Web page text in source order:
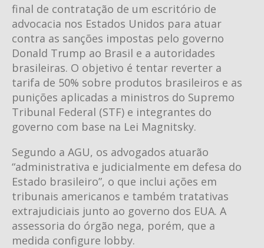
final de contratação de um escritório de
advocacia nos Estados Unidos para atuar
contra as sanções impostas pelo governo
Donald Trump ao Brasil e a autoridades
brasileiras. O objetivo é tentar reverter a
tarifa de 50% sobre produtos brasileiros e as
punições aplicadas a ministros do Supremo
Tribunal Federal (STF) e integrantes do
governo com base na Lei Magnitsky.
Segundo a AGU, os advogados atuarão
“administrativa e judicialmente em defesa do
Estado brasileiro”, o que inclui ações em
tribunais americanos e também tratativas
extrajudiciais junto ao governo dos EUA. A
assessoria do órgão nega, porém, que a
medida configure lobby.